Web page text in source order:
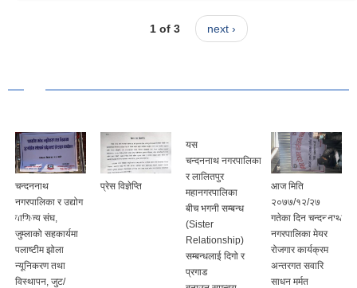
1 of 3 next ›
चन्दननाथ
नगरपालिका र उद्योग
वाणिज्य संघ,
जुम्लाको सहकार्यमा
पलाष्टीम झोला
न्यूनिकरण तथा
विस्थापन, जुट/
प्रेस विज्ञेप्ति
यस
चन्दननाथ नगरपालिका
र लालितपुर
महानगरपालिका
बीच भगनी सम्बन्ध
(Sister
Relationship)
सम्बन्धलाई दिगो र
प्रगाड
आज मिति
२०७७/१२/२७
गतेका दिन चन्दननाथ
नगरपालिका मेयर
रोजगार कार्यक्रम
अन्तरगत सवारि
साधन मर्मत